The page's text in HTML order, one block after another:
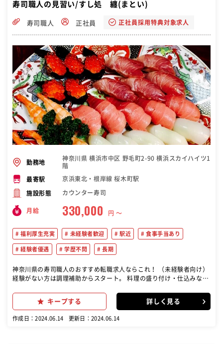
寿司職人の見習い/すし処 纏(まとい)
寿司職人 正社員 正社員採用特典対象求人
勤務地
神奈川県 横浜市中区 野毛町2-90 横浜スカイハイツ1
階
最寄駅 京浜東北・根岸線 桜木町駅
施設形態 カウンター寿司
月給 330,000 円 〜
福利厚生充実 未経験者歓迎 駅近 食事手当あり
経験者優遇 学歴不問 長期
神奈川県の寿司職人のおすすめ転職求人ならこれ！ （未経験者向け）
経験がない方は調理補助からスタート。 料理の盛り付け・仕込みなど
（経験者向け） 握りの経験がある方は即戦力として採用！ 寿司職人
握り 魚の調理 その他の業務 接客 清掃 在庫管理
キープする 詳しく見る
作成日：2024.06.14 更新日：2024.06.14